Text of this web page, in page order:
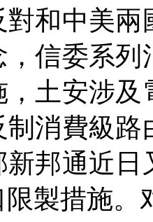
對和中美
，信委系
土安涉
制消費級路
新邦通近
製措施。